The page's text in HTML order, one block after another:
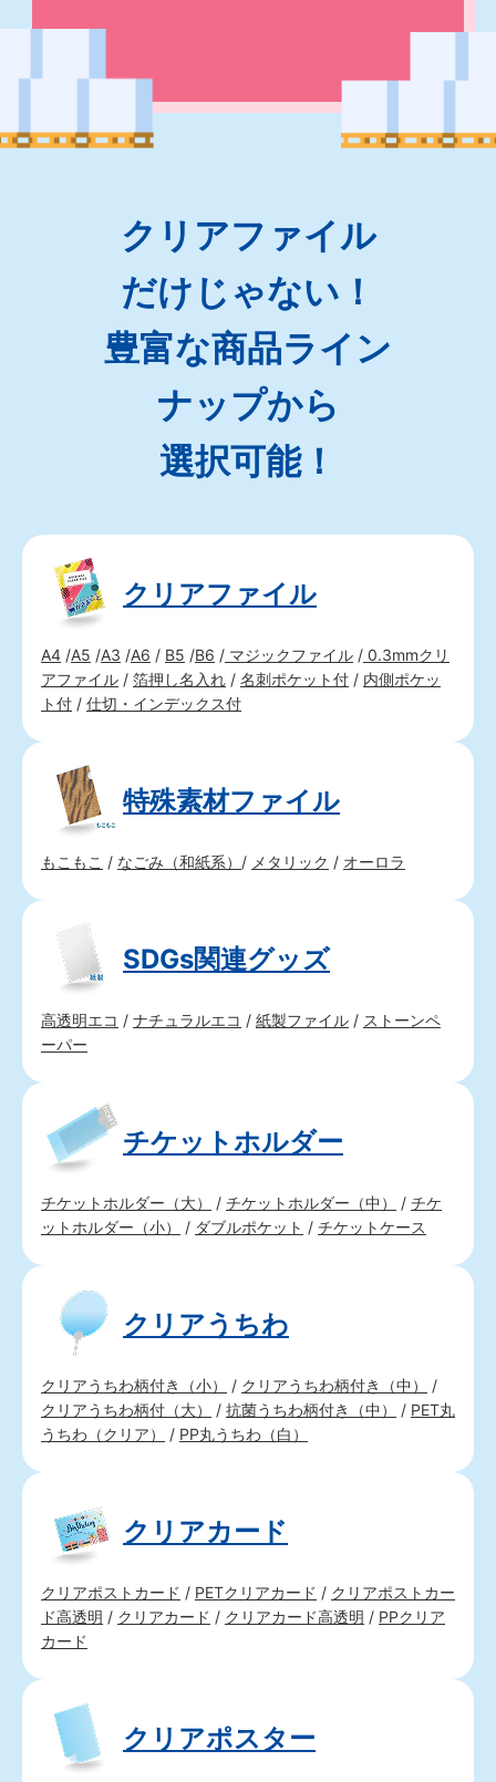
クリアファイル
だけじゃない！
豊富な商品ライン
ナップから
選択可能！
クリアファイル
A4 /A5 /A3 /A6 / B5 /B6 / マジックファイル / 0.3mmクリ
アファイル / 箔押し名入れ / 名刺ポケット付 / 内側ポケッ
ト付 / 仕切・インデックス付
特殊素材ファイル
もこもこ / なごみ（和紙系） / メタリック / オーロラ
SDGs関連グッズ
高透明エコ / ナチュラルエコ / 紙製ファイル / ストーンペ
ーパー
チケットホルダー
チケットホルダー（大） / チケットホルダー（中） / チケ
ットホルダー（小）
/ ダブルポケット / チケットケース
クリアうちわ
クリアうちわ柄付き（小） / クリアうちわ柄付き（中）
/
クリアうちわ柄付（大）
/ 抗菌うちわ柄付き（中） / PET丸
うちわ（クリア）
/ PP丸うちわ（白）
クリアカード
クリアポストカード / PETクリアカード / クリアポストカー
ド高透明 / クリアカード / クリアカード高透明 / PPクリア
カード
クリアポスター